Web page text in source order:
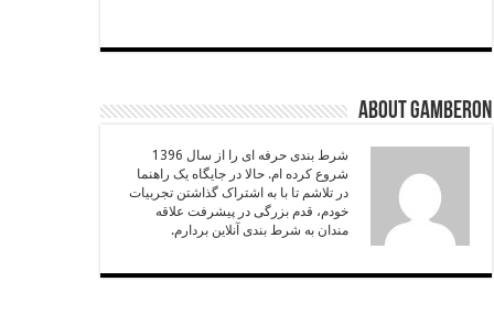
About Gamberon
شرط بندی حرفه ای را از سال 1396
شروع کرده ام. حالا در جایگاه یک راهنما
در تلاشم تا با به اشتراک گذاشتن تجربیات
خودم، قدم بزرگی در پیشرفت علاقه
مندان به شرط بندی آنلاین بردارم.